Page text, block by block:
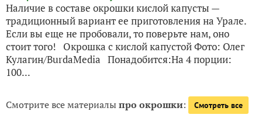
Наличие в составе окрошки кислой капусты —
традиционный вариант ее приготовления на Урале.
Если вы еще не пробовали, то поверьте нам, оно
стоит того! Окрошка с кислой капустой Фото: Олег
Кулагин/BurdaMedia Понадобится:На 4 порции:
100...
Смотрите все материалыпро окрошки: Смотреть все